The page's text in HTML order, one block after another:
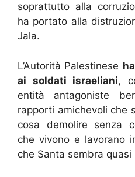
soprattutto alla
ha portato alla
Jala.
L’Autorità Palestinese
ai soldati israeliani,
entità antagoniste
rapporti amichevoli che
cosa demolire senza
che vivono e lavorano
che Santa sembra